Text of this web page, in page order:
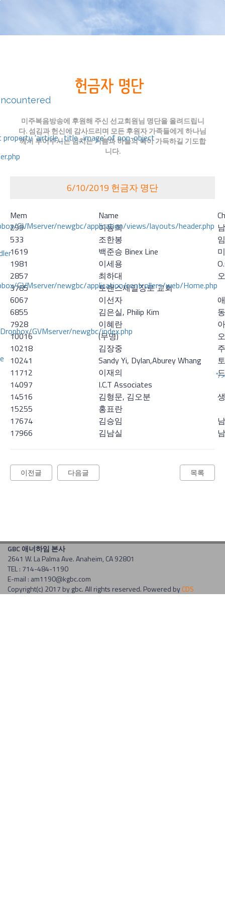
property 'airticle_title_image' of non-object
GVMserver/newgbc/application/views/layouts/header.php
GVMserver/newgbc/application/controllers/web/Home.php
GVMserver/newgbc/index.php
"/>
미주복음방송에 후원해 주신 선교회원님 명단을 올려드립니
다. 섬김과 헌신에 감사드리며 모든 후원자 가족들에게 하나님
께서 부어주시는 넘치는 기쁨과 하늘의 복이 가득하길 기도합
니다.
6/10/2019 헌금자 명단
Mem Name
299
이동희
533
조한봉
1619
백준승 Binex Line
1981
이세용
2857
최하대
3785
토랜스제일장로 교회
6067
이선자
6855
김은실, Philip Kim
7928
이혜란
10016
(무명)
10218
김장중
10241
Sandy Yi, Dylan,Aburey Whang
11712
이재의
14097
I.C.T Associates
14516
김형문, 김오분
15255
홍표란
17674
김승임
17966
김남실
다음글
이전글 목록
GBC 애너하임 본사
2641 W. La Palma Ave. Anaheim, CA 92801
TEL : 714-484-1190
E-mail : am1190@kgbc.com
Copyright(c) 2017 by gbc. All rights reserved. Powered byCDS